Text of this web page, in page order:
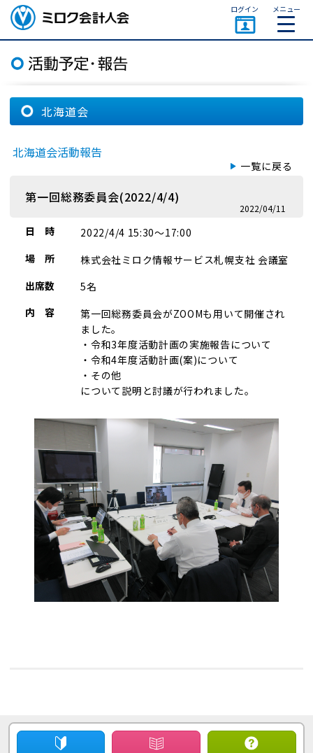
ミロク会計人会 MIROKU
ACCOUNTING PERSON
ASSOCIATION
ログイン メニュー
北海道会
北海道会活動報告
一覧に戻る
第一回総務委員会(2022/4/4)
2022/04/11
日 時
2022/4/4 15:30～17:00
場 所
株式会社ミロク情報サービス札幌支社 会議室
出席数
5名
内 容
第一回総務委員会がZOOMも用いて開催され
ました。
・令和3年度活動計画の実施報告について
・令和4年度活動計画(案)について
・その他
について説明と討議が行われました。